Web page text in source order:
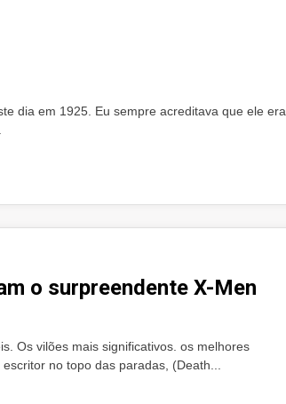
dia em 1925. Eu sempre acreditava que ele era
o surpreendente X-Men
Os vilões mais significativos. os melhores
no topo das paradas, (Death...